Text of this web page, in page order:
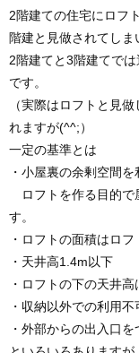
2階建ての住宅にロフ
階建と見做されてしま
2階建てと3階建てで
です。
（実際はロフトと見
れますが(^^;）
一定の基準とは
・小屋裏の余剰空間
ロフトを作る目的で
す。
・ロフトの面積はロ
・天井高1.4m以下
・ロフトの下の天井
・収納以外での利用不
・外部からの出入口